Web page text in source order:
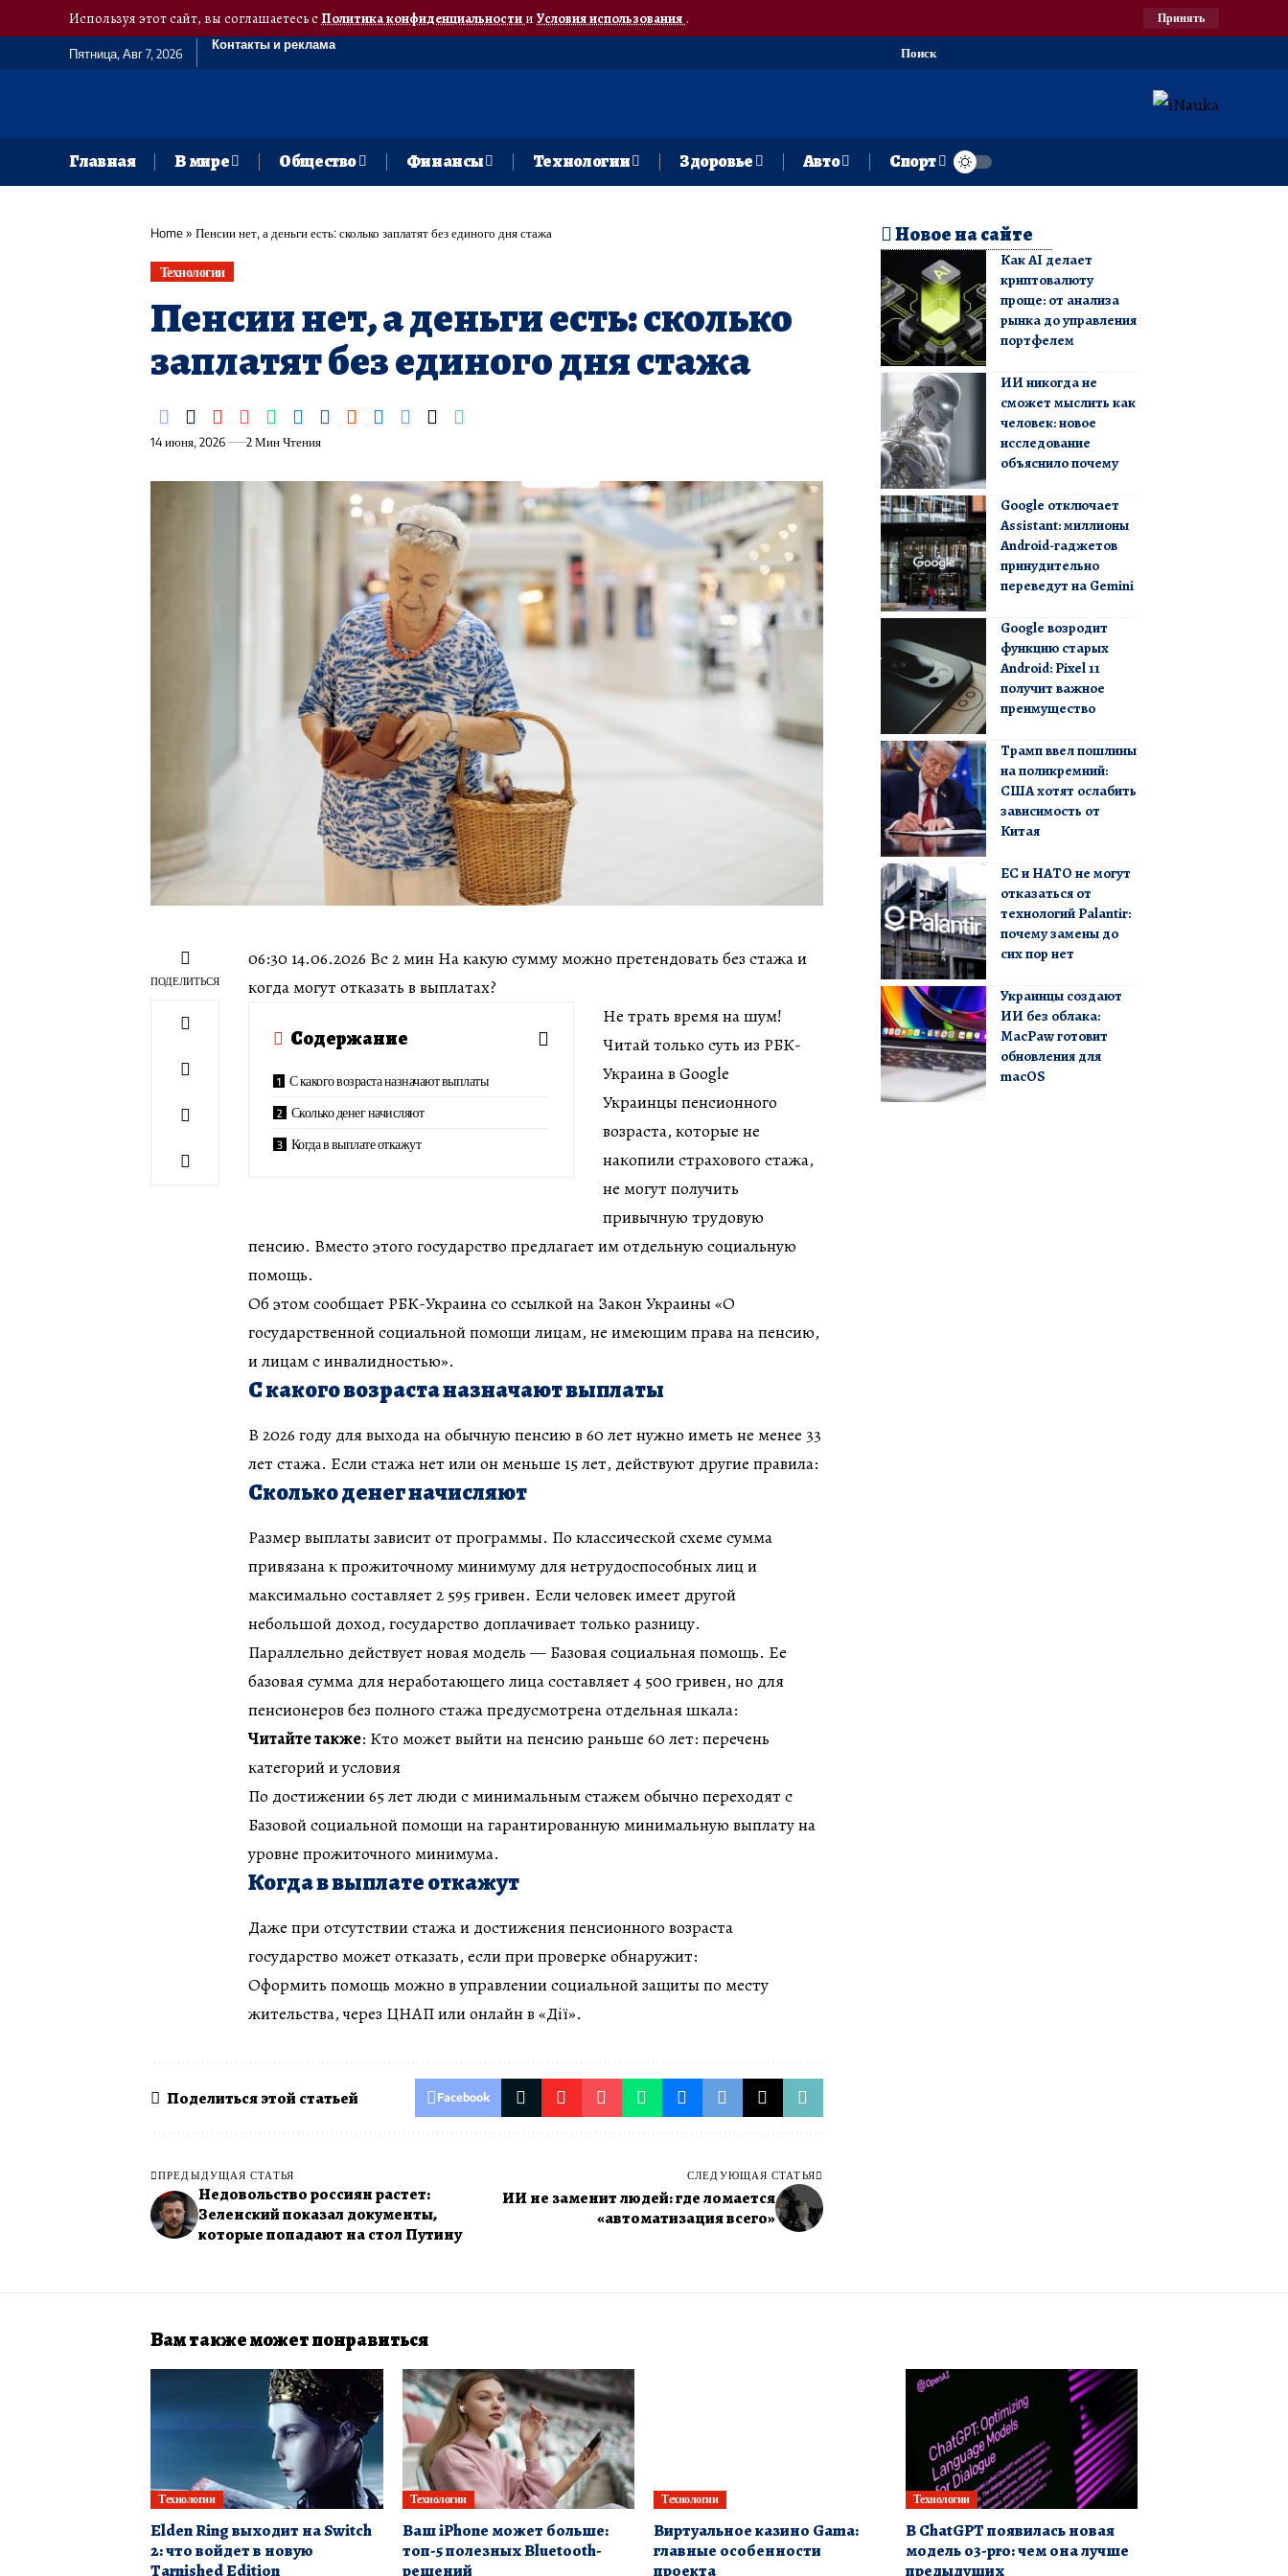
Используя этот сайт, вы соглашаетесь сПолитика конфиденциальностии Условия использования. Принять
Пятница, Авг 7, 2026
Контакты и реклама
Поиск
Главная В мире Общество Финансы Технологии Здоровье Авто Спорт
Home» Пенсии нет, а деньги есть: сколько заплатят без единого дня стажа
Технологии
Пенсии нет, а деньги есть: сколько
заплатят без единого дня стажа
14 июня, 2026 2 Мин Чтения
ПОДЕЛИТЬСЯ
06:30 14.06.2026 Вс 2 мин На какую сумму можно претендовать без стажа и
когда могут отказать в выплатах?
Содержание
С какого возраста назначают выплаты
Сколько денег начисляют
Когда в выплате откажут
Не трать время на шум!
Читай только суть из РБК-
Украина в Google
Украинцы пенсионного
возраста, которые не
накопили страхового стажа,
не могут получить
привычную трудовую
пенсию. Вместо этого государство предлагает им отдельную социальную
помощь.
Об этом сообщает РБК-Украина со ссылкой на Закон Украины «О
государственной социальной помощи лицам, не имеющим права на пенсию,
и лицам с инвалидностью».
С какого возраста назначают выплаты
В 2026 году для выхода на обычную пенсию в 60 лет нужно иметь не менее 33
лет стажа. Если стажа нет или он меньше 15 лет, действуют другие правила:
Сколько денег начисляют
Размер выплаты зависит от программы. По классической схеме сумма
привязана к прожиточному минимуму для нетрудоспособных лиц и
максимально составляет 2 595 гривен. Если человек имеет другой
небольшой доход, государство доплачивает только разницу.
Параллельно действует новая модель — Базовая социальная помощь. Ее
базовая сумма для неработающего лица составляет 4 500 гривен, но для
пенсионеров без полного стажа предусмотрена отдельная шкала:
Читайте также: Кто может выйти на пенсию раньше 60 лет: перечень
категорий и условия
По достижении 65 лет люди с минимальным стажем обычно переходят с
Базовой социальной помощи на гарантированную минимальную выплату на
уровне прожиточного минимума.
Когда в выплате откажут
Даже при отсутствии стажа и достижения пенсионного возраста
государство может отказать, если при проверке обнаружит:
Оформить помощь можно в управлении социальной защиты по месту
жительства, через ЦНАП или онлайн в «Дії».
Поделиться этой статьей Facebook
ПРЕДЫДУЩАЯ СТАТЬЯ
Недовольство россиян растет:
Зеленский показал документы,
которые попадают на стол Путину
СЛЕДУЮЩАЯ СТАТЬЯ
ИИ не заменит людей: где ломается
«автоматизация всего»
Новое на сайте
Как AI делает
криптовалюту
проще: от анализа
рынка до управления
портфелем
ИИ никогда не
сможет мыслить как
человек: новое
исследование
объяснило почему
Google отключает
Assistant: миллионы
Android-гаджетов
принудительно
переведут на Gemini
Google возродит
функцию старых
Android: Pixel 11
получит важное
преимущество
Трамп ввел пошлины
на поликремний:
США хотят ослабить
зависимость от
Китая
ЕС и НАТО не могут
отказаться от
технологий Palantir:
почему замены до
сих пор нет
Украинцы создают
ИИ без облака:
MacPaw готовит
обновления для
macOS
Вам также может понравиться
Технологии
Elden Ring выходит на Switch
2: что войдет в новую
Tarnished Edition
Технологии
Ваш iPhone может больше:
топ-5 полезных Bluetooth-
решений
Технологии
Виртуальное казино Gama:
главные особенности
проекта
Технологии
В ChatGPT появилась новая
модель o3-pro: чем она лучше
предыдущих